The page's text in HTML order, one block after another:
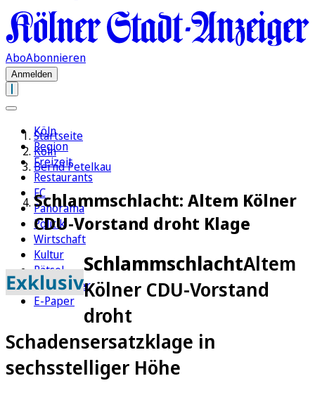
AboAbonnieren
Anmelden
Köln
Region
Freizeit
Restaurants
FC
Panorama
Politik
Wirtschaft
Kultur
Rätsel
Newsletter
E-Paper
Startseite
Köln
Bernd Petelkau
Schlammschlacht: Altem Kölner
CDU-Vorstand droht Klage
Exklusiv
SchlammschlachtAltem
Kölner CDU-Vorstand
droht
Schadensersatzklage in
sechsstelliger Höhe